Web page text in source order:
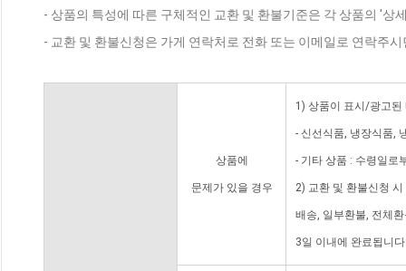
- 상품의 특성에 따른 구체적인 교환 및 환불기준은 각 상품의 '상
- 교환 및 환불신청은 가게 연락처로 전화 또는 이메일로 연락주
상품에
문제가 있을 경우
1) 상품이 표시/광고된
- 신선식품, 냉장식품,
- 기타 상품 : 수령일로
2) 교환 및 환불신청
배송, 일부환불, 전체
3일 이내에 완료됩니